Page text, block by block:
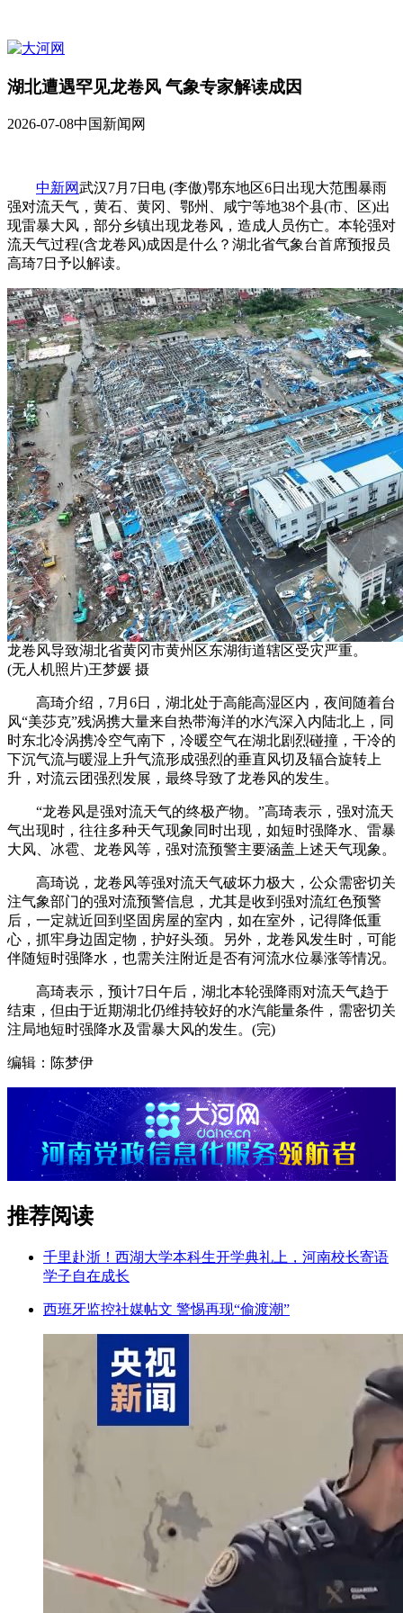
湖北遭遇罕见龙卷风 气象专家解读成因
2026-07-08中国新闻网
中新网武汉7月7日电 (李傲)鄂东地区6日出现大范围暴雨
强对流天气，黄石、黄冈、鄂州、咸宁等地38个县(市、区)出
现雷暴大风，部分乡镇出现龙卷风，造成人员伤亡。本轮强对
流天气过程(含龙卷风)成因是什么？湖北省气象台首席预报员
高琦7日予以解读。
龙卷风导致湖北省黄冈市黄州区东湖街道辖区受灾严重。
(无人机照片)王梦媛 摄
高琦介绍，7月6日，湖北处于高能高湿区内，夜间随着台
风“美莎克”残涡携大量来自热带海洋的水汽深入内陆北上，同
时东北冷涡携冷空气南下，冷暖空气在湖北剧烈碰撞，干冷的
下沉气流与暖湿上升气流形成强烈的垂直风切及辐合旋转上
升，对流云团强烈发展，最终导致了龙卷风的发生。
“龙卷风是强对流天气的终极产物。”高琦表示，强对流天
气出现时，往往多种天气现象同时出现，如短时强降水、雷暴
大风、冰雹、龙卷风等，强对流预警主要涵盖上述天气现象。
高琦说，龙卷风等强对流天气破坏力极大，公众需密切关
注气象部门的强对流预警信息，尤其是收到强对流红色预警
后，一定就近回到坚固房屋的室内，如在室外，记得降低重
心，抓牢身边固定物，护好头颈。另外，龙卷风发生时，可能
伴随短时强降水，也需关注附近是否有河流水位暴涨等情况。
高琦表示，预计7日午后，湖北本轮强降雨对流天气趋于
结束，但由于近期湖北仍维持较好的水汽能量条件，需密切关
注局地短时强降水及雷暴大风的发生。(完)
编辑：陈梦伊
推荐阅读
千里赴浙！西湖大学本科生开学典礼上，河南校长寄语
学子自在成长
西班牙监控社媒帖文 警惕再现“偷渡潮”